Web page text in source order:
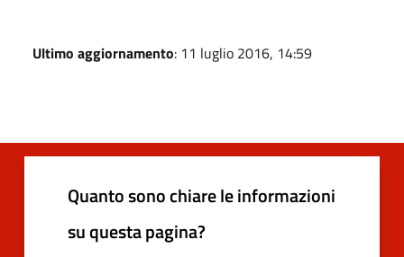
Ultimo aggiornamento: 11 luglio 2016, 14:59
Quanto sono chiare le informazioni
su questa pagina?